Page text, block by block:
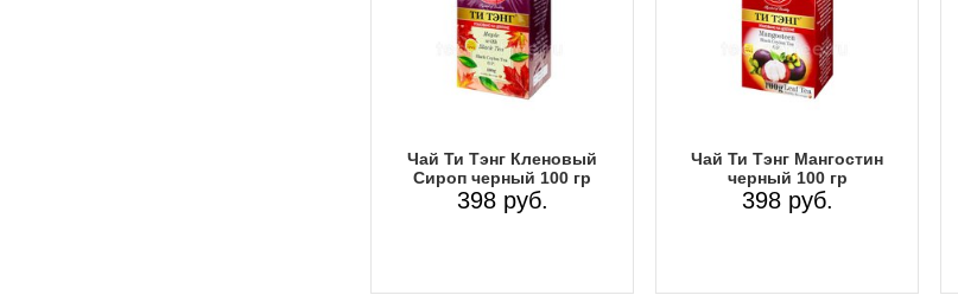
Чай Ти Тэнг Кленовый
Сироп черный 100 гр
398 руб.
Чай Ти Тэнг Мангостин
черный 100 гр
398 руб.